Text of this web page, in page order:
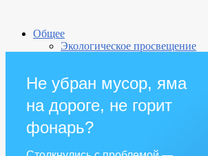
Общее
Экологическое просвещение
Схемы размещения рекламных
Обращения табачных
Территориальное
Информация о проведении
Информационные системы,
Не убран мусор, яма
на дороге, не горит
фонарь?